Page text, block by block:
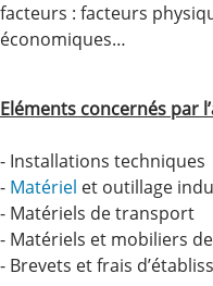
facteurs : facteurs
économiques…
Eléments concernés par
- Installations techniques
- Matériel et outillage
- Matériels de transport
- Matériels et mobiliers
- Brevets et frais